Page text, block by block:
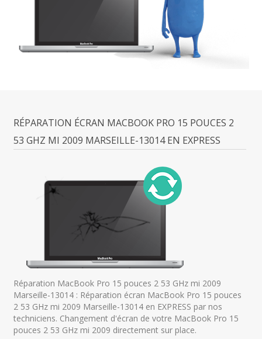
RÉPARATION ÉCRAN MACBOOK PRO 15 POUCES 2
53 GHZ MI 2009 MARSEILLE-13014 EN EXPRESS
Réparation MacBook Pro 15 pouces 2 53 GHz mi 2009
Marseille-13014 : Réparation écran MacBook Pro 15 pouces
2 53 GHz mi 2009 Marseille-13014 en EXPRESS par nos
techniciens. Changement d'écran de votre MacBook Pro 15
pouces 2 53 GHz mi 2009 directement sur place.